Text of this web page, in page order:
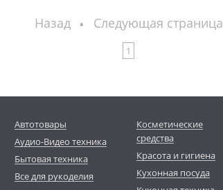
Назад Следующая страница
1
Автотовары
Аудио-Видео техника
Бытовая техника
Все для рукоделия
Косметические
средства
Красота и гигиена
Кухонная посуда